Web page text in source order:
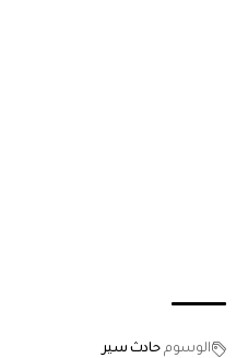
الوسوم حادث سير